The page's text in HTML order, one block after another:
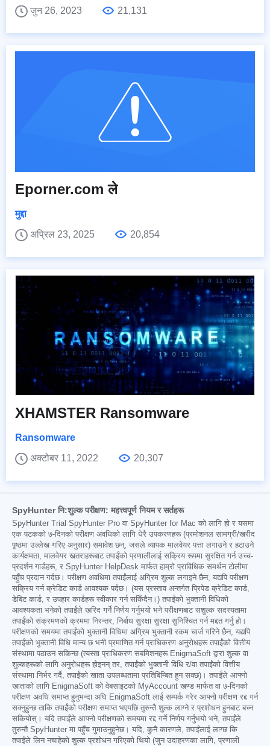
जुन 26, 2023
21,131
Eporner.com ले
मुद्दा
अप्रिल 23, 2025
20,854
XHAMSTER Ransomware
Ransomware
अक्टोबर 11, 2022
20,307
SpyHunter नि:शुल्क परीक्षण: महत्त्वपूर्ण नियम र सर्तहरू
SpyHunter Trial SpyHunter Pro वा SpyHunter for Mac को लागि हो र यसमा
एक पटकको ७-दिनको परीक्षण अवधिको लागि धेरै उपकरणहरू (प्रमोशनल सामग्री/खरीद
पृष्ठमा उल्लेख गरिए अनुसार) समावेश छन्, जसले व्यापक मालवेयर पत्ता लगाउने र हटाउने
कार्यक्षमता, मालवेयर खतराहरूबाट तपाईंको प्रणालीलाई सक्रिय रूपमा सुरक्षित गर्न उच्च-
प्रदर्शन गार्डहरू, र SpyHunter HelpDesk मार्फत हाम्रो प्राविधिक समर्थन टोलीमा
पहुँच प्रदान गर्दछ। परीक्षण अवधिमा तपाईंलाई अग्रिम शुल्क लगाइने छैन, यद्यपि परीक्षण
सक्रिय गर्न क्रेडिट कार्ड आवश्यक पर्दछ। (यस प्रस्ताव अन्तर्गत प्रिपेड क्रेडिट कार्ड,
डेबिट कार्ड, र उपहार कार्डहरू स्वीकार गर्न सकिँदैन।) तपाईंको भुक्तानी विधिको
आवश्यकता भनेको तपाईंले खरिद गर्ने निर्णय गर्नुभयो भने परीक्षणबाट सशुल्क सदस्यतामा
तपाईंको संक्रमणको क्रममा निरन्तर, निर्बाध सुरक्षा सुरक्षा सुनिश्चित गर्न मद्दत गर्नु हो।
परीक्षणको समयमा तपाईंको भुक्तानी विधिमा अग्रिम भुक्तानी रकम चार्ज गरिने छैन, यद्यपि
तपाईंको भुक्तानी विधि मान्य छ भनी प्रमाणित गर्न प्राधिकरण अनुरोधहरू तपाईंको वित्तीय
संस्थामा पठाउन सकिन्छ (त्यस्ता प्राधिकरण सबमिशनहरू EnigmaSoft द्वारा शुल्क वा
शुल्कहरूको लागि अनुरोधहरू होइनन् तर, तपाईंको भुक्तानी विधि र/वा तपाईंको वित्तीय
संस्थामा निर्भर गर्दै, तपाईंको खाता उपलब्धतामा प्रतिबिम्बित हुन सक्छ)। तपाईंले आफ्नो
खाताको लागि EnigmaSoft को वेबसाइटको MyAccount खण्ड मार्फत वा ७-दिनको
परीक्षण अवधि समाप्त हुनुभन्दा अघि EnigmaSoft लाई सम्पर्क गरेर आफ्नो परीक्षण रद्द गर्न
सक्नुहुन्छ ताकि तपाईंको परीक्षण समाप्त भएपछि तुरुन्तै शुल्क लाग्ने र प्रशोधन हुनबाट बच्न
सकियोस्। यदि तपाईंले आफ्नो परीक्षणको समयमा रद्द गर्ने निर्णय गर्नुभयो भने, तपाईंले
तुरुन्तै SpyHunter मा पहुँच गुमाउनुहुनेछ। यदि, कुनै कारणले, तपाईंलाई लाग्छ कि
तपाईंले लिन नचाहेको शुल्क प्रशोधन गरिएको थियो (जुन उदाहरणका लागि, प्रणाली